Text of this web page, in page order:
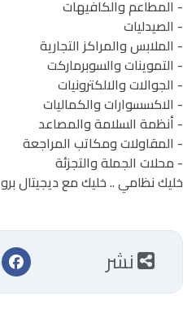
- المطاعم والكافيهات
- الصيدليات
- الملابس والمراكز التجارية
- التموينات والسوبرماركت
- الجوالات والالكترونيات
- الاكسسوارات والكماليات
- أنظمة السلامة والمصاعد
- المقاولات ومكاتب المراجعة
- محلات الجملة والتجزئة
خليك نظامي .. خليك مع ديجيتال برو
نشر